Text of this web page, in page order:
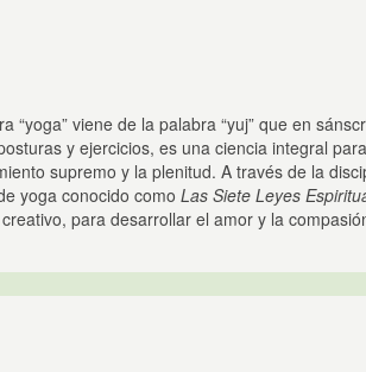
“yoga” viene de la palabra “yuj” que en
y ejercicios, es una ciencia integral
supremo y la plenitud. A través de la
yoga conocido como Las Siete Leyes
para desarrollar el amor y la